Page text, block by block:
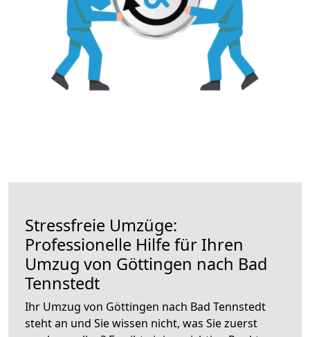
Stressfreie Umzüge:
Professionelle Hilfe für Ihren
Umzug von Göttingen nach Bad
Tennstedt
Ihr Umzug von Göttingen nach Bad Tennstedt
steht an und Sie wissen nicht, was Sie zuerst